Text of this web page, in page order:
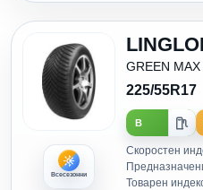
Всесезонни
GREEN MAX
225/55R17
B
Скоростен
Товарен